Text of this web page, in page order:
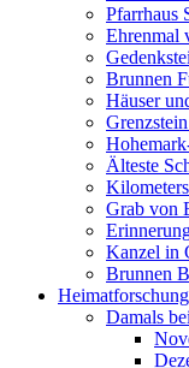
Pfarrhaus
Ehrenmal
Brunnen
Häuser
Älteste
Grab von
Kanzel in
Brunnen
Heimatforschung
Damals